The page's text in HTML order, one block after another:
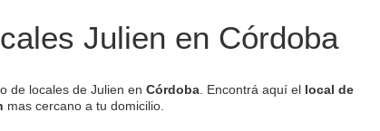
Julien en Córdoba
de locales de Julien en Córdoba . Encontrá aquí el local de
mas cercano a tu domicilio.